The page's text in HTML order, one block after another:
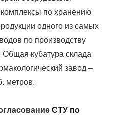
по хранению
одного из самых
по производству
кубатура склада
завод –
метров.
СТУ по